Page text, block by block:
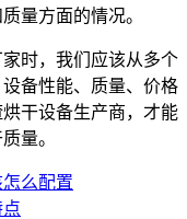
量方面的情况。
时，我们应该从多个
备性能、质量、价格
干设备生产商，才能
量。
么配置